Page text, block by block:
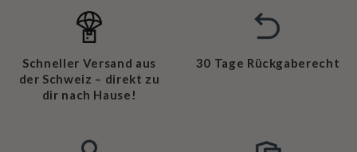
Schneller Versand aus
der Schweiz – direkt zu
dir nach Hause!
30 Tage Rückgaberecht